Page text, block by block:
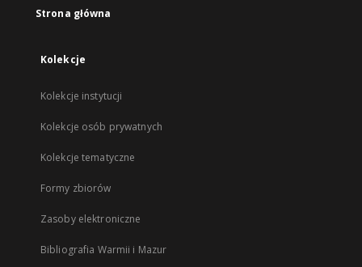
Strona główna
Kolekcje
Kolekcje instytucji
Kolekcje osób prywatnych
Kolekcje tematyczne
Formy zbiorów
Zasoby elektroniczne
Bibliografia Warmii i Mazur